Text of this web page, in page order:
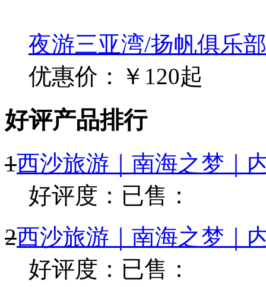
夜游三亚湾/扬帆俱乐部
优惠价：￥120起
好评产品排行
1西沙旅游｜南海之梦｜
好评度： 已售：
2西沙旅游｜南海之梦｜
好评度： 已售：